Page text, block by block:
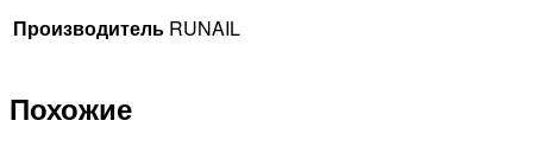
Производитель RUNAIL
Похожие